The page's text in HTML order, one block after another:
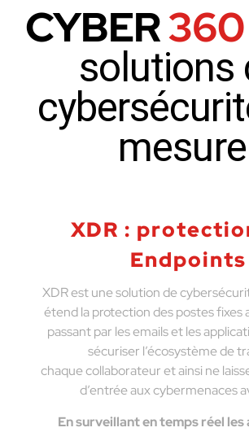
CYBER360
solutions
mesure
XDR :
Endpoints
XDR est une solution de
étend la protection des postes fixes
passant par les emails et les
sécuriser l’écosystème de
chaque collaborateur et ainsi ne
d’entrée aux cybermenaces
En surveillant en temps réel